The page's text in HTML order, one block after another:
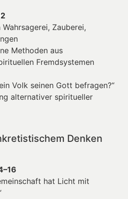
Zauberei,
Methoden aus
Fremdsystemen
Volk seinen Gott befragen?“
alternativer spiritueller
Denken
hat Licht mit